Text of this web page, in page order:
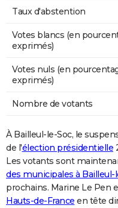
Taux d'abstention
Votes blancs (en
exprimés)
Votes nuls (en
exprimés)
Nombre de votants
À Bailleul-le-Soc, le
de l'élection présidentielle
Les votants sont
des municipales à Bailleul-
prochains. Marine Le Pen
Hauts-de-France en tête